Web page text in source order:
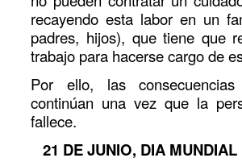
recayendo esta labor en un
padres, hijos), que tiene que
trabajo para hacerse cargo de
Por ello, las
continúan una vez que la
fallece.
21 DE JUNIO, DIA